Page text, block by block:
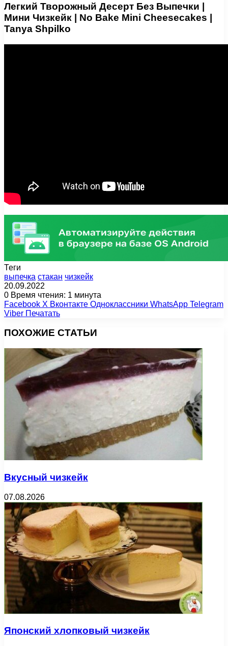
Легкий Творожный Десерт Без Выпечки |
Мини Чизкейк | No Bake Mini Cheesecakes |
Tanya Shpilko
Теги
выпечка стакан чизкейк
20.09.2022
0 Время чтения: 1 минута
Facebook X Вконтакте Одноклассники WhatsApp Telegram
Viber Печатать
ПОХОЖИЕ СТАТЬИ
Вкусный чизкейк
07.08.2026
Японский хлопковый чизкейк